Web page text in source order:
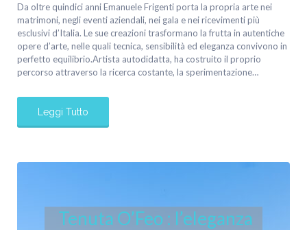
Da oltre quindici anni Emanuele Frigenti porta la propria arte nei
matrimoni, negli eventi aziendali, nei gala e nei ricevimenti più
esclusivi d’Italia. Le sue creazioni trasformano la frutta in autentiche
opere d’arte, nelle quali tecnica, sensibilità ed eleganza convivono in
perfetto equilibrio.Artista autodidatta, ha costruito il proprio
percorso attraverso la ricerca costante, la sperimentazione…
Leggi Tutto
Tenuta O’Feo : l’eleganza